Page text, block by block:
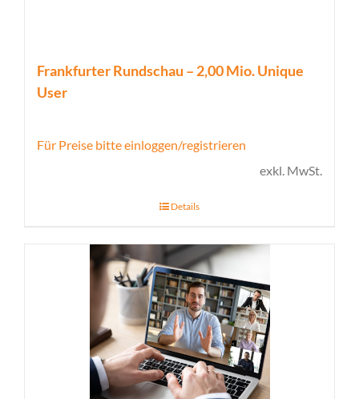
Frankfurter Rundschau – 2,00 Mio. Unique
User
Für Preise bitte einloggen/registrieren
exkl. MwSt.
Details